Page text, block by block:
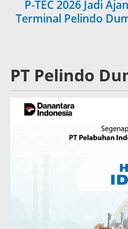
P-TEC 2026 Jadi
Terminal Pelindo
PT Pelindo